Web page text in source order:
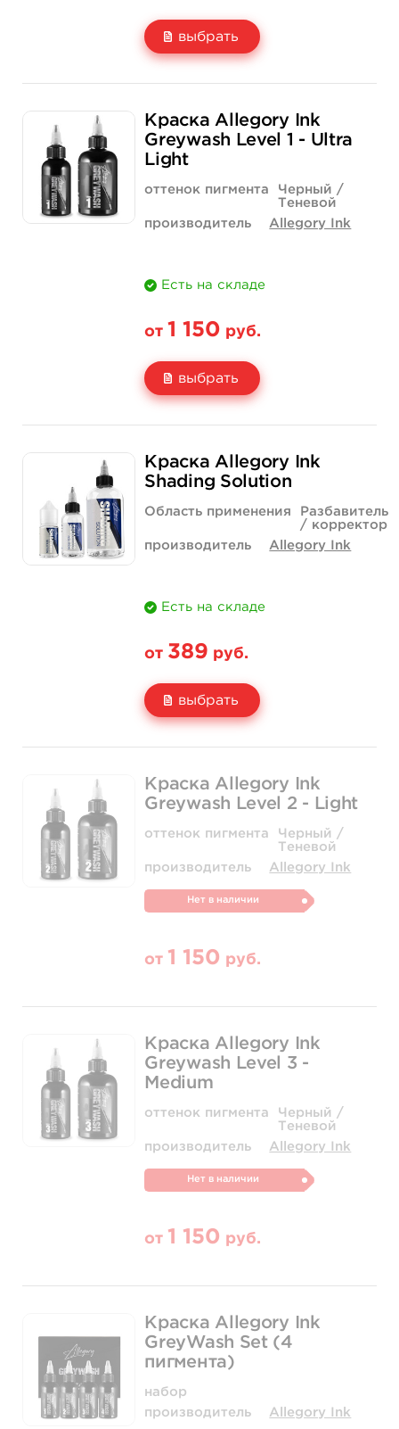
выбрать
Количество
1 150 руб.
нет на складе
2 400 руб.
Краска Allegory Ink
Greywash Level 1 - Ultra
Light
оттенок пигмента
Черный /
Теневой
производитель
Allegory Ink
Есть на складе
от 1 150 руб.
выбрать
Количество
1 150 руб.
купить купить
Краска Allegory Ink
Shading Solution
Область применения
Разбавитель
/ корректор
производитель
Allegory Ink
Есть на складе
от 389 руб.
выбрать
Количество
389 руб.
купить
670 руб.
купить
Краска Allegory Ink
Greywash Level 2 - Light
оттенок пигмента
Черный /
Теневой
производитель
Allegory Ink
Нет в наличии
от 1 150 руб.
Краска Allegory Ink
Greywash Level 3 -
Medium
оттенок пигмента
Черный /
Теневой
производитель
Allegory Ink
Нет в наличии
от 1 150 руб.
Краска Allegory Ink
GreyWash Set (4
пигмента)
набор
производитель
Allegory Ink